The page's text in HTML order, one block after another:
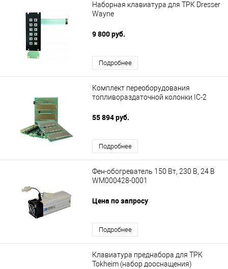
Наборная клавиатура для ТРК Dresser
Wayne
9 800 руб.
Подробнее
Комплект переоборудования
топливораздаточной колонки IC-2
55 894 руб.
Подробнее
Фен-обогреватель 150 Вт, 230 В, 24 В
WM000428-0001
Цена по запросу
Подробнее
Клавиатура преднабора для ТРК
Tokheim (набор дооснащения)